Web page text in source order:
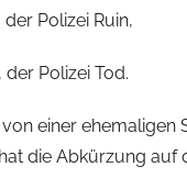
Polizei Ruin,
Polizei Tod.
einer ehemaligen
die Abkürzung auf